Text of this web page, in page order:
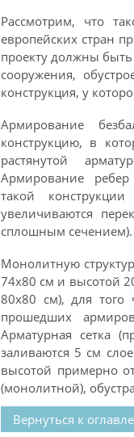
Рассмотрим, что
европейских стран
проекту должны
сооружения,
конструкция, у
Армирование
конструкцию, в
растянутой
Армирование ребер
такой
увеличиваются
сплошным сечением).
Монолитную
74х80 см и высотой
80х80 см), для того
прошедших
Арматурная сетка
заливаются 5 см
высотой примерно
(монолитной),
Вернуться к